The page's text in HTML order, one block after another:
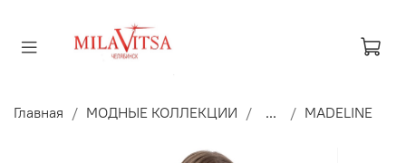
Главная МОДНЫЕ КОЛЛЕКЦИИ ... MADELINE